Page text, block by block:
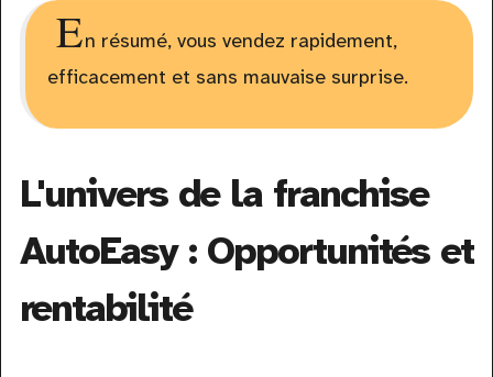
En résumé, vous vendez rapidement,
efficacement et sans mauvaise surprise.
L'univers de la franchise
AutoEasy : Opportunités et
rentabilité